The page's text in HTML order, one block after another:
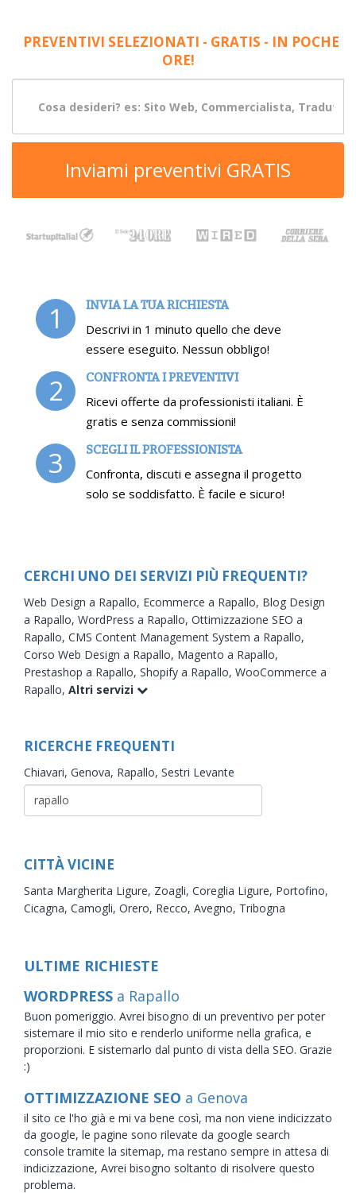
PREVENTIVI SELEZIONATI - GRATIS - IN POCHE
ORE!
Inviami preventivi GRATIS
1 INVIA LA TUA RICHIESTA
Descrivi in 1 minuto quello che deve
essere eseguito. Nessun obbligo!
2 CONFRONTA I PREVENTIVI
Ricevi offerte da professionisti italiani. È
gratis e senza commissioni!
3 SCEGLI IL PROFESSIONISTA
Confronta, discuti e assegna il progetto
solo se soddisfatto. È facile e sicuro!
CERCHI UNO DEI SERVIZI PIÙ FREQUENTI?
Web Design a Rapallo, Ecommerce a Rapallo, Blog Design
a Rapallo, WordPress a Rapallo, Ottimizzazione SEO a
Rapallo, CMS Content Management System a Rapallo,
Corso Web Design a Rapallo, Magento a Rapallo,
Prestashop a Rapallo, Shopify a Rapallo, WooCommerce a
Rapallo, Altri servizi
RICERCHE FREQUENTI
Chiavari, Genova, Rapallo, Sestri Levante
CITTÀ VICINE
Santa Margherita Ligure, Zoagli, Coreglia Ligure, Portofino,
Cicagna, Camogli, Orero, Recco, Avegno, Tribogna
ULTIME RICHIESTE
WORDPRESS a Rapallo
Buon pomeriggio. Avrei bisogno di un preventivo per poter
sistemare il mio sito e renderlo uniforme nella grafica, e
proporzioni. E sistemarlo dal punto di vista della SEO. Grazie
:)
OTTIMIZZAZIONE SEO a Genova
il sito ce l'ho già e mi va bene così, ma non viene indicizzato
da google, le pagine sono rilevate da google search
console tramite la sitemap, ma restano sempre in attesa di
indicizzazione, Avrei bisogno soltanto di risolvere questo
problema.